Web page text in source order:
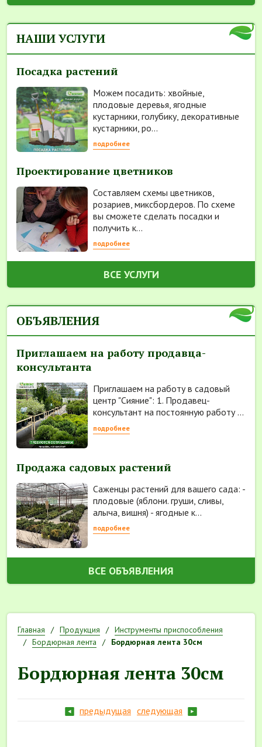
НАШИ УСЛУГИ
Посадка растений
Можем посадить: хвойные,
плодовые деревья, ягодные
кустарники, голубику, декоративные
кустарники, ро...
подробнее
Проектирование цветников
Составляем схемы цветников,
розариев, миксбордеров. По схеме
вы сможете сделать посадки и
получить к...
подробнее
ВСЕ УСЛУГИ
ОБЪЯВЛЕНИЯ
Приглашаем на работу продавца-
консультанта
Приглашаем на работу в садовый
центр "Сияние": 1. Продавец-
консультант на постоянную работу ...
подробнее
Продажа садовых растений
Саженцы растений для вашего сада: -
плодовые (яблони. груши, сливы,
алыча, вишня) - ягодные к...
подробнее
ВСЕ ОБЪЯВЛЕНИЯ
Главная Продукция
Инструменты приспособления
Бордюрная лента
Бордюрная лента 30см
Бордюрная лента 30см
предыдущая следующая